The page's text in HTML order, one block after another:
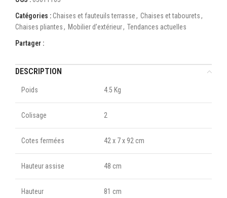
Catégories :Chaises et fauteuils terrasse, Chaises et tabourets,
Chaises pliantes, Mobilier d’extérieur, Tendances actuelles
Partager :
DESCRIPTION
Poids 4.5 Kg
Colisage 2
Cotes fermées 42 x 7 x 92 cm
Hauteur assise 48 cm
Hauteur 81 cm